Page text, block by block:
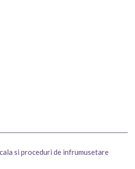
si proceduri de infrumusetare